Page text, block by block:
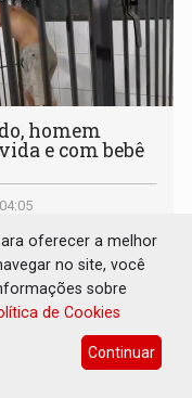
homem
e com bebê
Velho
oferecer a melhor
no site, você
sobre
de Cookies
Continuar